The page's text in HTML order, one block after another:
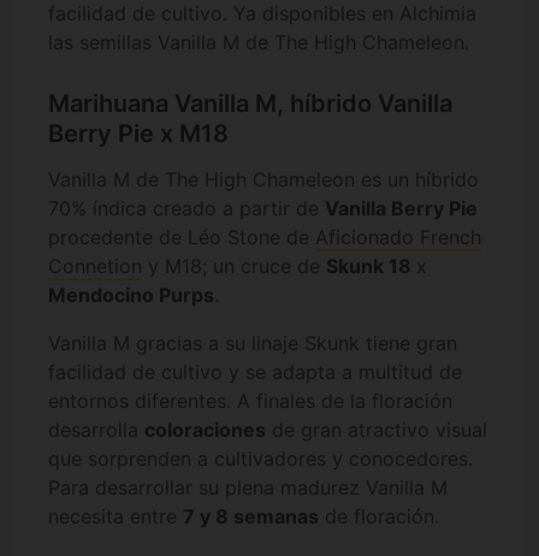
facilidad de cultivo. Ya disponibles en Alchimia
las semillas Vanilla M de The High Chameleon.
Marihuana Vanilla M, híbrido Vanilla
Berry Pie x M18
Vanilla M de The High Chameleon es un híbrido
70% índica creado a partir de Vanilla Berry Pie
procedente de Léo Stone de Aficionado French
Connetion y M18; un cruce de Skunk 18 x
Mendocino Purps.
Vanilla M gracias a su linaje Skunk tiene gran
facilidad de cultivo y se adapta a multitud de
entornos diferentes. A finales de la floración
desarrolla coloraciones de gran atractivo visual
que sorprenden a cultivadores y conocedores.
Para desarrollar su plena madurez Vanilla M
necesita entre 7 y 8 semanas de floración.